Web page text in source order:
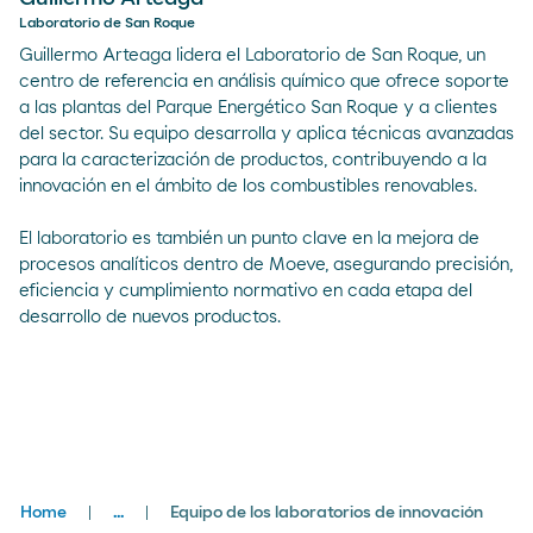
Laboratorio de San Roque
Guillermo Arteaga lidera el Laboratorio de San Roque, un
centro de referencia en análisis químico que ofrece soporte
a las plantas del Parque Energético San Roque y a clientes
del sector. Su equipo desarrolla y aplica técnicas avanzadas
para la caracterización de productos, contribuyendo a la
innovación en el ámbito de los combustibles renovables.
El laboratorio es también un punto clave en la mejora de
procesos analíticos dentro de Moeve, asegurando precisión,
eficiencia y cumplimiento normativo en cada etapa del
desarrollo de nuevos productos.
Breadcrumbs
Home ... Equipo de los laboratorios de innovación